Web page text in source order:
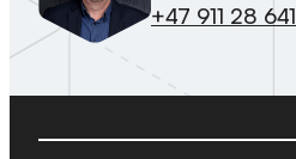
+47 911 28 641